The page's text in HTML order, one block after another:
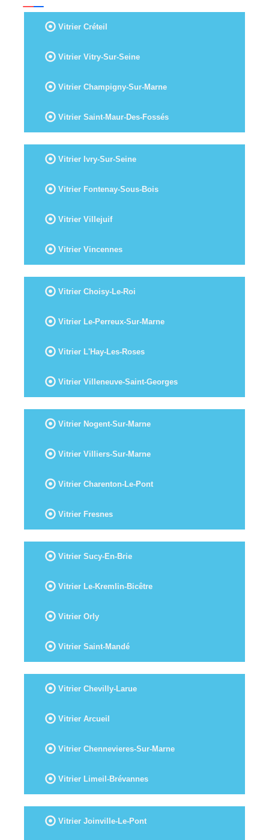
Vitrier Créteil
Vitrier Vitry-Sur-Seine
Vitrier Champigny-Sur-Marne
Vitrier Saint-Maur-Des-Fossés
Vitrier Ivry-Sur-Seine
Vitrier Fontenay-Sous-Bois
Vitrier Villejuif
Vitrier Vincennes
Vitrier Choisy-Le-Roi
Vitrier Le-Perreux-Sur-Marne
Vitrier L'Hay-Les-Roses
Vitrier Villeneuve-Saint-Georges
Vitrier Nogent-Sur-Marne
Vitrier Villiers-Sur-Marne
Vitrier Charenton-Le-Pont
Vitrier Fresnes
Vitrier Sucy-En-Brie
Vitrier Le-Kremlin-Bicêtre
Vitrier Orly
Vitrier Saint-Mandé
Vitrier Chevilly-Larue
Vitrier Arcueil
Vitrier Chennevieres-Sur-Marne
Vitrier Limeil-Brévannes
Vitrier Joinville-Le-Pont